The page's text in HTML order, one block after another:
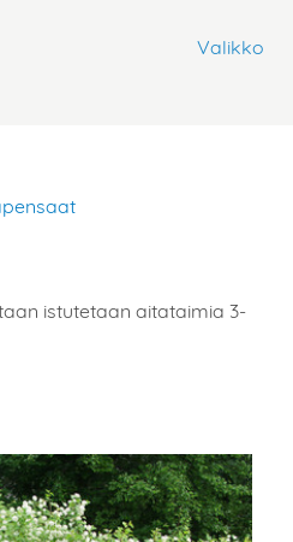
Valikko
istutetaan aitataimia 3-